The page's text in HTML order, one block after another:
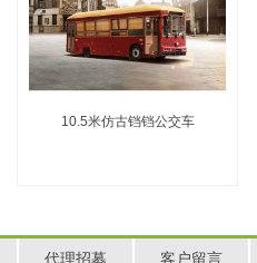
10.5米仿古铛铛公交车
代理招募 客户留言